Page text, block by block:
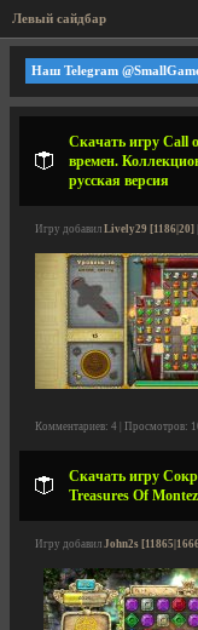
Левый сайдбар
Наш Telegram
Скачать игру Call
времен.
русская версия
Игру добавил Lively29 [1186|20]
Комментариев: 4 | Просмотров:
Скачать игру
Treasures Of
Игру добавил John2s